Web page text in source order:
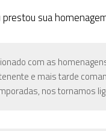
prestou sua
com as
e mais tarde
nos tornamos